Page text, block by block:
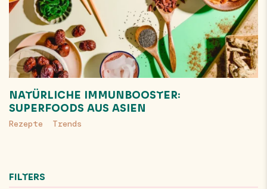
NATÜRLICHE IMMUNBOOSTER:
SUPERFOODS AUS ASIEN
Rezepte Trends
FILTERS